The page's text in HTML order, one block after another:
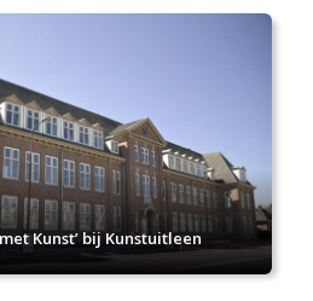
Kunst’ bij Kunstuitleen